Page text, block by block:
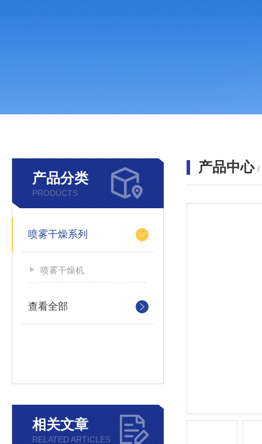
产品分类
PRODUCTS
喷雾干燥系列
喷雾干燥机
查看全部
相关文章
RELATED ARTICLES
产品中心 /